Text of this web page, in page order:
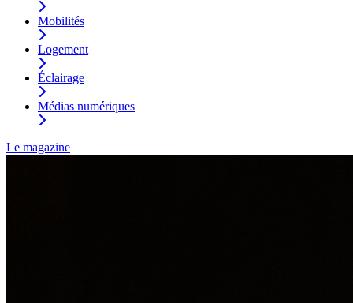
Mobilités
Logement
Éclairage
Médias numériques
Le magazine